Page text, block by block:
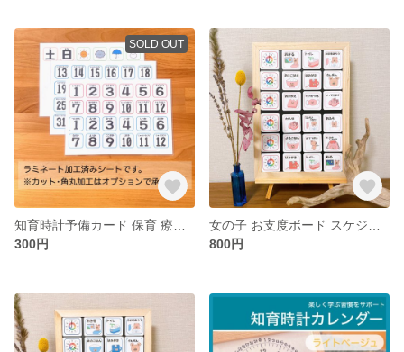
SOLD OUT
300円
800円